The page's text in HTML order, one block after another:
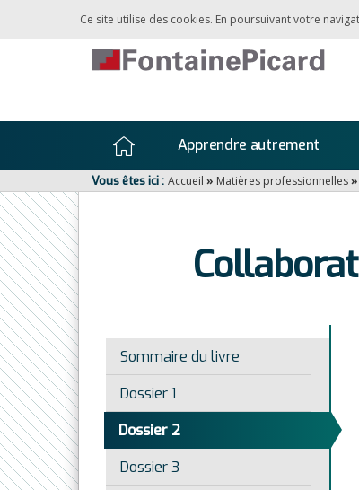
Apprendre autrement
Vous êtes ici : Accueil » Matières professionnelles»
Sommaire du livre
Dossier 1
Dossier 2
Dossier 3
Ce site utilise des cookies. En poursuivant votre